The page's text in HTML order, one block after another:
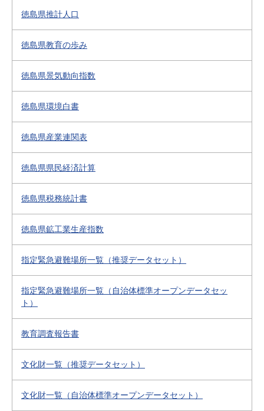
徳島県推計人口
徳島県教育の歩み
徳島県景気動向指数
徳島県環境白書
徳島県産業連関表
徳島県県民経済計算
徳島県税務統計書
徳島県鉱工業生産指数
指定緊急避難場所一覧（推奨データセット）
指定緊急避難場所一覧（自治体標準オープンデータセッ
ト）
教育調査報告書
文化財一覧（推奨データセット）
文化財一覧（自治体標準オープンデータセット）